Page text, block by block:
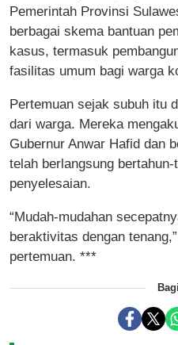
Pemerintah Provinsi
berbagai skema bantuan
kasus, termasuk
fasilitas umum bagi warga
Pertemuan sejak subuh itu
dari warga. Mereka
Gubernur Anwar Hafid dan
telah berlangsung
penyelesaian.
“Mudah-mudahan
beraktivitas dengan
pertemuan. ***